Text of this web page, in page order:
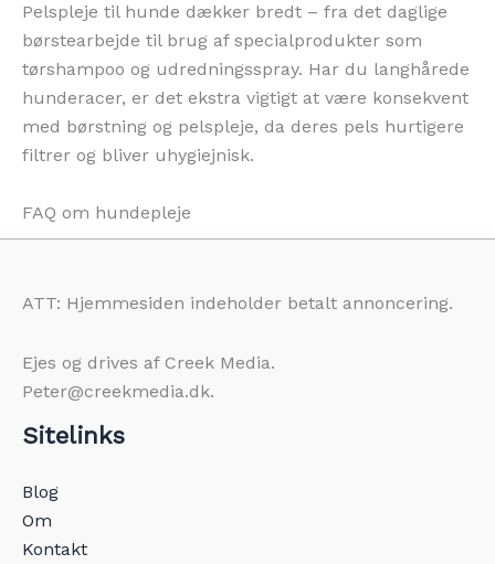
Pelspleje til hunde dækker bredt – fra det daglige
børstearbejde til brug af specialprodukter som
tørshampoo og udredningsspray. Har du langhårede
hunderacer, er det ekstra vigtigt at være konsekvent
med børstning og pelspleje, da deres pels hurtigere
filtrer og bliver uhygiejnisk.
FAQ om hundepleje
ATT: Hjemmesiden indeholder betalt annoncering.
Ejes og drives af Creek Media.
Peter@creekmedia.dk.
Sitelinks
Blog
Om
Kontakt